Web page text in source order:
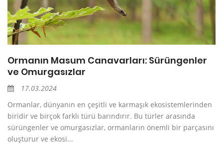
Ormanın Masum Canavarları: Sürüngenler
ve Omurgasızlar
17.03.2024
Ormanlar, dünyanın en çeşitli ve karmaşık ekosistemlerinden
biridir ve birçok farklı türü barındırır. Bu türler arasında
sürüngenler ve omurgasızlar, ormanların önemli bir parçasını
oluşturur ve ekosi...